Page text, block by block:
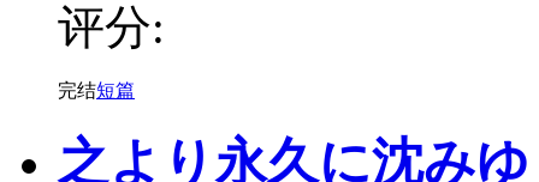
评分:
完结短篇
之より永久に沈み